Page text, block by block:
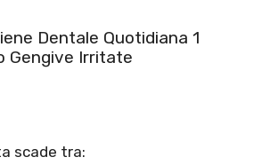
Dentale Quotidiana 1
Gengive Irritate
scade tra: